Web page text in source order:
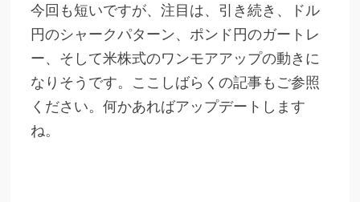
今回も短いですが、注目は、引き続き、ドル
円のシャークパターン、ポンド円のガートレ
ー、そして米株式のワンモアアップの動きに
なりそうです。ここしばらくの記事もご参照
ください。何かあればアップデートします
ね。